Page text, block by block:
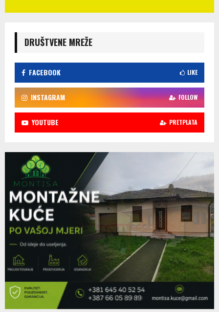
DRUŠTVENE MREŽE
FACEBOOK LIKE
INSTAGRAM FOLLOW
YOUTUBE PRETPLATA